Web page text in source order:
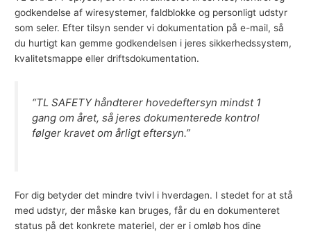
godkendelse af wiresystemer, faldblokke og personligt udstyr
som seler. Efter tilsyn sender vi dokumentation på e-mail, så
du hurtigt kan gemme godkendelsen i jeres sikkerhedssystem,
kvalitetsmappe eller driftsdokumentation.
“TL SAFETY håndterer hovedeftersyn mindst 1
gang om året, så jeres dokumenterede kontrol
følger kravet om årligt eftersyn.”
For dig betyder det mindre tvivl i hverdagen. I stedet for at stå
med udstyr, der måske kan bruges, får du en dokumenteret
status på det konkrete materiel, der er i omløb hos dine